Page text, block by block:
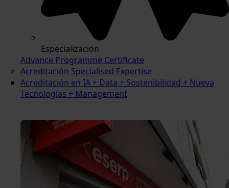
Especialización
Advance Programme Certificate
Acreditación Specialised Expertise
Acreditación en IA + Data + Sostenibilidad + Nueva
Tecnologías + Management